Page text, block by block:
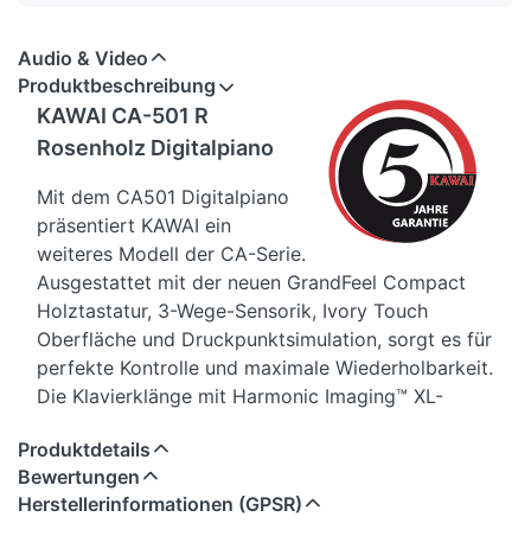
Audio & Video
Produktbeschreibung
KAWAI CA-501 R
Rosenholz Digitalpiano
Mit dem CA501 Digitalpiano
präsentiert KAWAI ein
weiteres Modell der CA-Serie.
Ausgestattet mit der neuen GrandFeel Compact
Holztastatur, 3-Wege-Sensorik, Ivory Touch
Oberfläche und Druckpunktsimulation, sorgt es für
perfekte Kontrolle und maximale Wiederholbarkeit.
Die Klavierklänge mit Harmonic Imaging™ XL-
das sehr ausgewogene Lautsprechersystem
perfekt wiedergegeben. Das große OLED-Display
ermöglicht eine einfache Bedienung und den
Produktdetails
Bewertungen
Herstellerinformationen (GPSR)